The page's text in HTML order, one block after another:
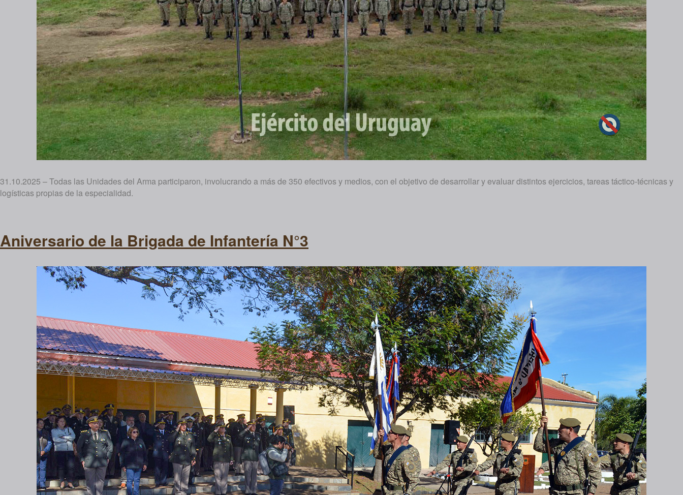
31.10.2025 – Todas las Unidades del Arma participaron, involucrando a más de 350 efectivos y medios, con el objetivo de desarrollar y evaluar distintos ejercicios, tareas táctico-técnicas y
logísticas propias de la especialidad.
Aniversario de la Brigada de Infantería N°3